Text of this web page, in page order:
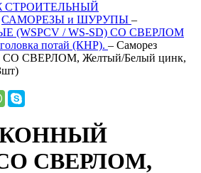
СТРОИТЕЛЬНЫЙ
САМОРЕЗЫ и ШУРУПЫ –
/ WS-SD) СО СВЕРЛОМ
потай (КНР). – Саморез
СВЕРЛОМ, Желтый/Белый цинк,
СО СВЕРЛОМ,